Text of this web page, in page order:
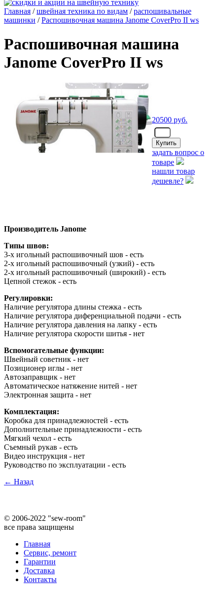
Главная /швейная техника по видам /распошивальные
машинки /Распошивочная машина Janome CoverPro II ws
Распошивочная машина
Janome CoverPro II ws
20500 руб.
задать вопрос о
товаре
нашли товар
дешевле?
Производитель Janome
Типы швов:
3-х игольный распошивочный шов - есть
2-х игольный распошивочный (узкий) - есть
2-х игольный распошивочный (широкий) - есть
Цепной стежок - есть
Регулировки:
Наличие регулятора длины стежка - есть
Наличие регулятора диференциальной подачи - есть
Наличие регулятора давления на лапку - есть
Наличие регулятора скорости шитья - нет
Вспомогательные функции:
Швейный советник - нет
Позиционер иглы - нет
Автозаправщик - нет
Автоматическое натяжение нитей - нет
Электронная защита - нет
Комплектация:
Коробка для принадлежностей - есть
Дополнительные принадлежности - есть
Мягкий чехол - есть
Съемный рукав - есть
Видео инструкция - нет
Руководство по эксплуатации - есть
← Назад
© 2006-2022 "sew-room"
все права защищены
Главная
Сервис, ремонт
Гарантии
Доставка
Контакты